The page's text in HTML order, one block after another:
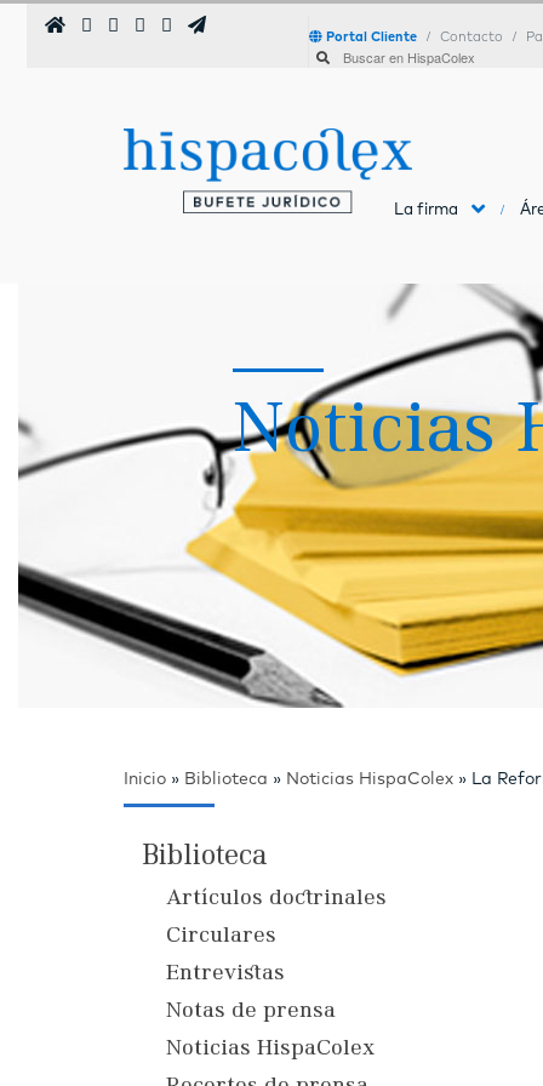
Portal Cliente Contacto
La firma
Noticias
Inicio » Biblioteca » Noticias HispaColex » La
Biblioteca
Artículos doctrinales
Circulares
Entrevistas
Notas de prensa
Noticias HispaColex